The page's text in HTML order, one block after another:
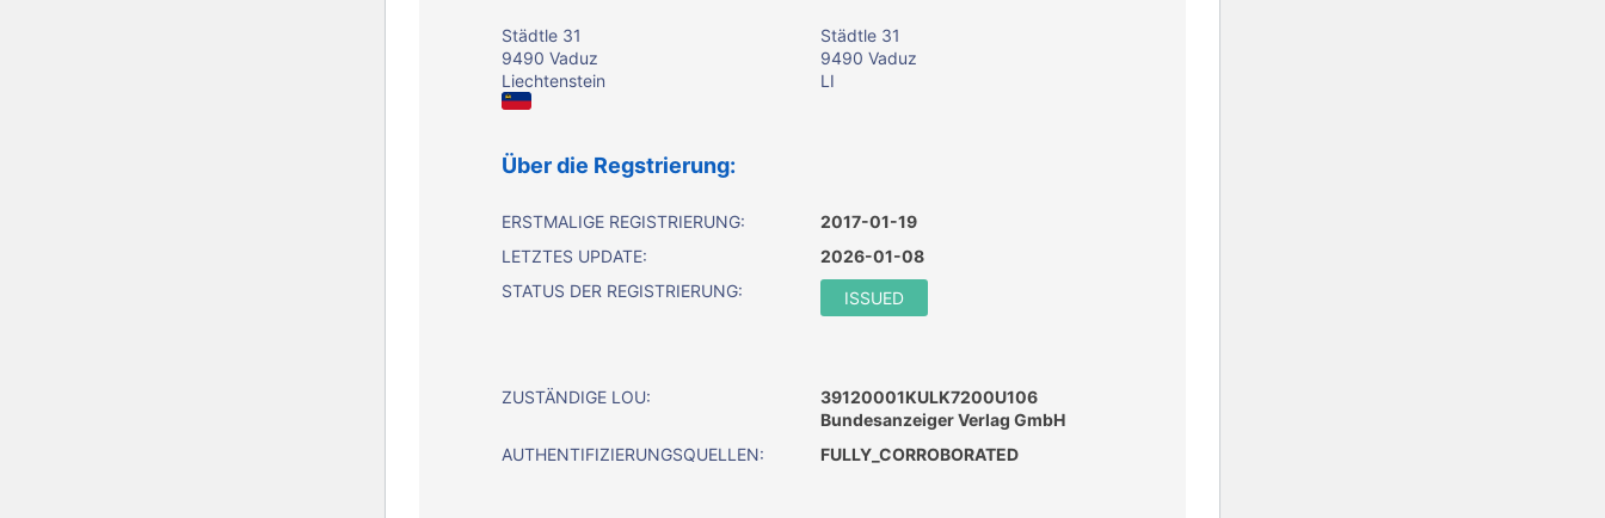
Städtle 31
9490 Vaduz
Liechtenstein
Städtle 31
9490 Vaduz
LI
Über die Regstrierung:
ERSTMALIGE REGISTRIERUNG:
2017-01-19
LETZTES UPDATE:
2026-01-08
STATUS DER REGISTRIERUNG:
ISSUED
ZUSTÄNDIGE LOU:
39120001KULK7200U106
Bundesanzeiger Verlag GmbH
AUTHENTIFIZIERUNGSQUELLEN:
FULLY_CORROBORATED